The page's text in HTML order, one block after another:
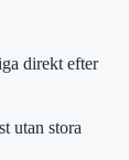
direkt efter
utan stora